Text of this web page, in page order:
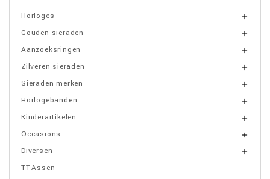
Horloges 
Gouden sieraden 
Aanzoeksringen 
Zilveren sieraden 
Sieraden merken 
Horlogebanden 
Kinderartikelen 
Occasions 
Diversen 
TT-Assen